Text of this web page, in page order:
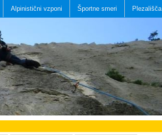
Alpinistični vzponi Športne smeri Plezališča